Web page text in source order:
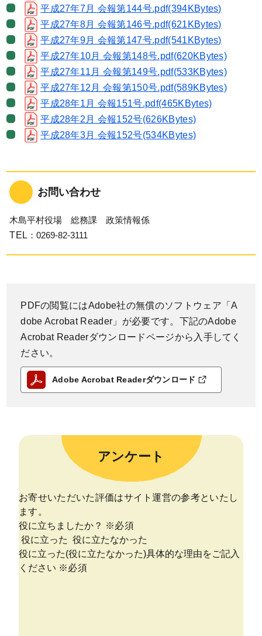
平成27年7月 会報第144号.pdf(394KBytes)
平成27年8月 会報第146号.pdf(621KBytes)
平成27年9月 会報第147号.pdf(541KBytes)
平成27年10月 会報第148号.pdf(620KBytes)
平成27年11月 会報第149号.pdf(533KBytes)
平成27年12月 会報第150号.pdf(589KBytes)
平成28年1月 会報151号.pdf(465KBytes)
平成28年2月 会報152号(626KBytes)
平成28年3月 会報152号(534KBytes)
お問い合わせ
木島平村役場 総務課 政策情報係
TEL ：0269-82-3111
PDFの閲覧にはAdobe社の無償のソフトウェア「A
dobe Acrobat Reader」が必要です。下記のAdobe
Acrobat Readerダウンロードページから入手してく
ださい。
Adobe Acrobat Readerダウンロード
アンケート